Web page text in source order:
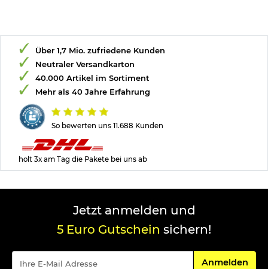
So bewerten uns 11.688 Kunden
Über 1,7 Mio. zufriedene Kunden
Neutraler Versandkarton
40.000 Artikel im Sortiment
Mehr als 40 Jahre Erfahrung
holt 3x am Tag die Pakete bei uns ab
Jetzt anmelden und
5 Euro Gutschein sichern!
Für den
Anmelden